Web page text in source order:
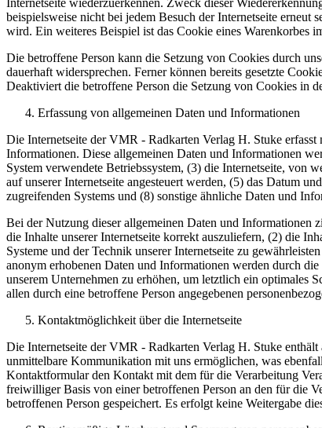
Internetseite wiederzuerkennen. Zweck dieser
beispielsweise nicht bei jedem Besuch der Internetseite erneut
wird. Ein weiteres Beispiel ist das Cookie eines
Die betroffene Person kann die Setzung von Cookies durch
dauerhaft widersprechen. Ferner können bereits gesetzte
Deaktiviert die betroffene Person die Setzung von Cookies in
Erfassung von allgemeinen Daten und Informationen
Die Internetseite der VMR - Radkarten Verlag H. Stuke
Informationen. Diese allgemeinen Daten und Informationen
System verwendete Betriebssystem, (3) die Internetseite, von
auf unserer Internetseite angesteuert werden, (5) das Datum
zugreifenden Systems und (8) sonstige ähnliche Daten und
Bei der Nutzung dieser allgemeinen Daten und Informationen
die Inhalte unserer Internetseite korrekt auszuliefern, (2) die
Systeme und der Technik unserer Internetseite zu
anonym erhobenen Daten und Informationen werden durch
unserem Unternehmen zu erhöhen, um letztlich ein optimales
allen durch eine betroffene Person angegebenen
Kontaktmöglichkeit über die Internetseite
Die Internetseite der VMR - Radkarten Verlag H. Stuke
unmittelbare Kommunikation mit uns ermöglichen, was
Kontaktformular den Kontakt mit dem für die Verarbeitung
freiwilliger Basis von einer betroffenen Person an den für die
betroffenen Person gespeichert. Es erfolgt keine Weitergabe